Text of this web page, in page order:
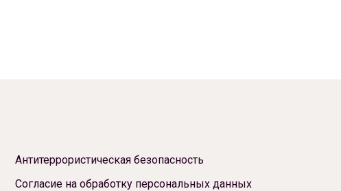
Антитеррористическая безопасность
Согласие на обработку персональных данных